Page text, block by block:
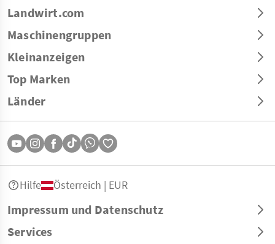
Landwirt.com
Maschinengruppen
Kleinanzeigen
Top Marken
Länder
Impressum und Datenschutz
Services
Hilfe Österreich | EUR